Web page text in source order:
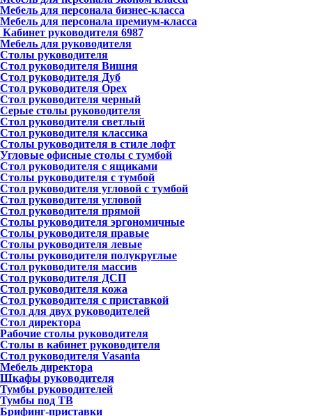
Мебель для персонала бизнес-класса
Мебель для персонала премиум-класса
Кабинет руководителя 6987
Мебель для руководителя
Столы руководителя
Стол руководителя Вишня
Стол руководителя Дуб
Стол руководителя Орех
Стол руководителя черный
Серые столы руководителя
Стол руководителя светлый
Стол руководителя классика
Столы руководителя в стиле лофт
Угловые офисные столы с тумбой
Стол руководителя с ящиками
Столы руководителя с тумбой
Стол руководителя угловой с тумбой
Стол руководителя угловой
Стол руководителя прямой
Столы руководителя эргономичные
Столы руководителя правые
Столы руководителя левые
Столы руководителя полукруглые
Стол руководителя массив
Стол руководителя ДСП
Стол руководителя кожа
Стол руководителя с приставкой
Стол для двух руководителей
Стол директора
Рабочие столы руководителя
Столы в кабинет руководителя
Стол руководителя Vasanta
Мебель директора
Шкафы руководителя
Тумбы руководителей
Тумбы под ТВ
Брифинг-приставки